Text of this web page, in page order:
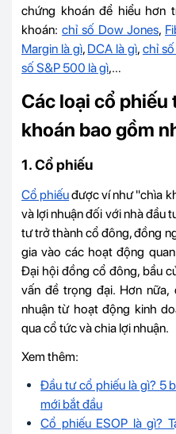
chứng khoán để hiểu hơn
khoán: chỉ số Dow Jones,
Margin là gì, DCA là gì, chỉ
số S&P 500 là gì,…
Các loại cổ
khoán bao gồm
1. Cổ phiếu
Cổ phiếuđược ví như "chìa
và lợi nhuận đối với nhà đầu
tư trở thành cổ đông, đồng
gia vào các hoạt động
Đại hội đồng cổ đông, bầu
vấn đề trọng đại. Hơn
nhuận từ hoạt động kinh
qua cổ tức và chia lợi nhuận.
Xem thêm:
Đầu tư cổ phiếu là gì? 5
mới bắt đầu
Cổ phiếu ESOP là gì?